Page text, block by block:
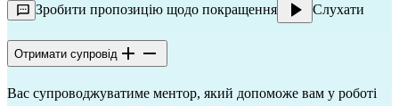
Зробити пропозицію щодо покращення Слухати
Отримати супровід
Вас супроводжуватиме ментор, який допоможе вам у роботі